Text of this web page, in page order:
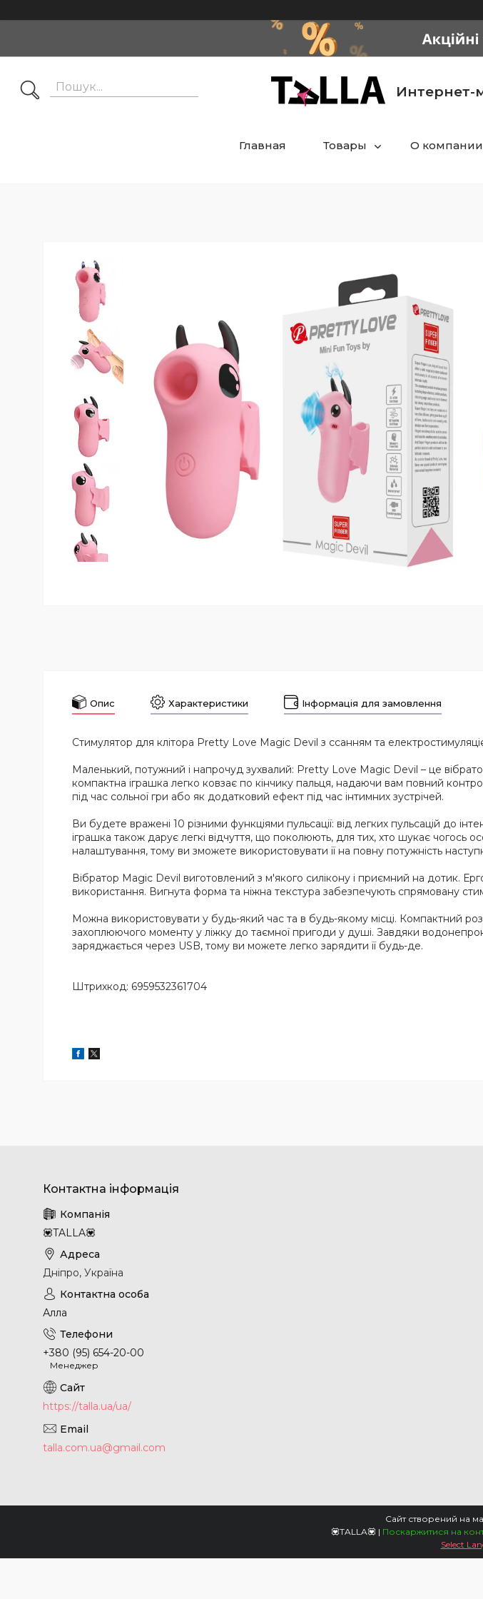
Интернет-
Главная Товары О компании
Опис Характеристики Інформація для замовлення
Стимулятор для клітора Pretty Love Magic Devil з ссанням та
Маленький, потужний і напрочуд зухвалий: Pretty Love Magic Devil – це
компактна іграшка легко ковзає по кінчику пальця, надаючи вам повний
під час сольної гри або як додатковий ефект під час інтимних зустрічей.
Ви будете вражені 10 різними функціями пульсації: від легких пульсацій до
іграшка також дарує легкі відчуття, що поколюють, для тих, хто шукає чогось
налаштування, тому ви зможете використовувати її на повну потужність
Вібратор Magic Devil виготовлений з м'якого силікону і приємний на дотик.
використання. Вигнута форма та ніжна текстура забезпечують спрямовану
Можна використовувати у будь-який час та в будь-якому місці. Компактний
захоплюючого моменту у ліжку до таємної пригоди у душі. Завдяки
заряджається через USB, тому ви можете легко зарядити її будь-де.
Штрихкод: 6959532361704
💟TALLA💟
Дніпро, Україна
Алла
+380 (95) 654-20-00
Менеджер
https://talla.ua/ua/
talla.com.ua@gmail.com
Сайт створений на
💟TALLA💟 | Поскаржитися на
Select